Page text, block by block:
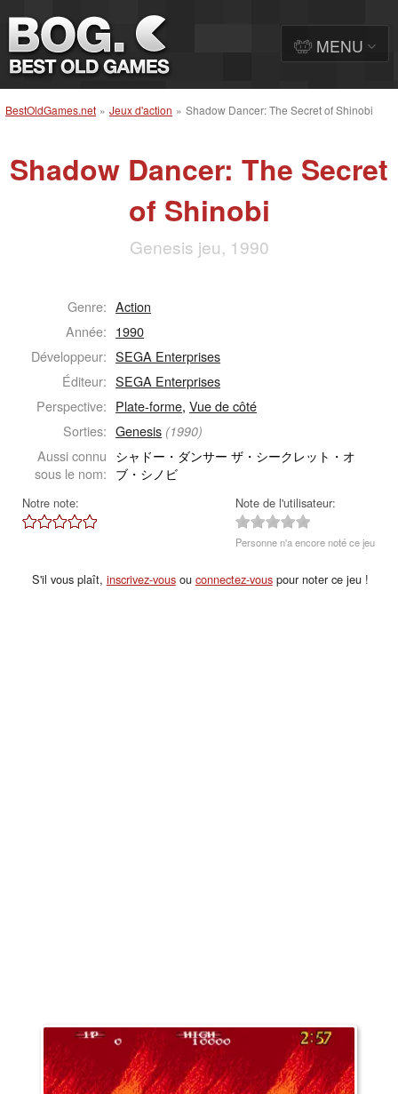
BestOldGames.net » Jeux d'action » Shadow Dancer: The Secret of Shinobi
Shadow Dancer: The Secret
of Shinobi
Genesis jeu, 1990
Genre: Action
Année: 1990
Développeur: SEGA Enterprises
Éditeur: SEGA Enterprises
Perspective: Plate-forme,Vue de côté
Sorties: Genesis (1990)
Aussi connu
sous le nom:
シャドー・ダンサー ザ・シークレット・オ
ブ・シノビ
Notre note: Note de l'utilisateur:
Personne n'a encore noté ce jeu
S'il vous plaît, inscrivez-vousou connectez-vouspour noter ce jeu !
MENU